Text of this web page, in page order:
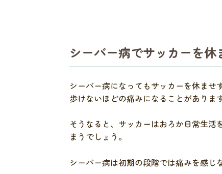
シーバー病でサッカーを休
シーバー病になってもサッカーを休ま
歩けないほどの痛みになることがあります
そうなると、サッカーはおろか日常生
まうでしょう。
シーバー病は初期の段階では痛みを感じ